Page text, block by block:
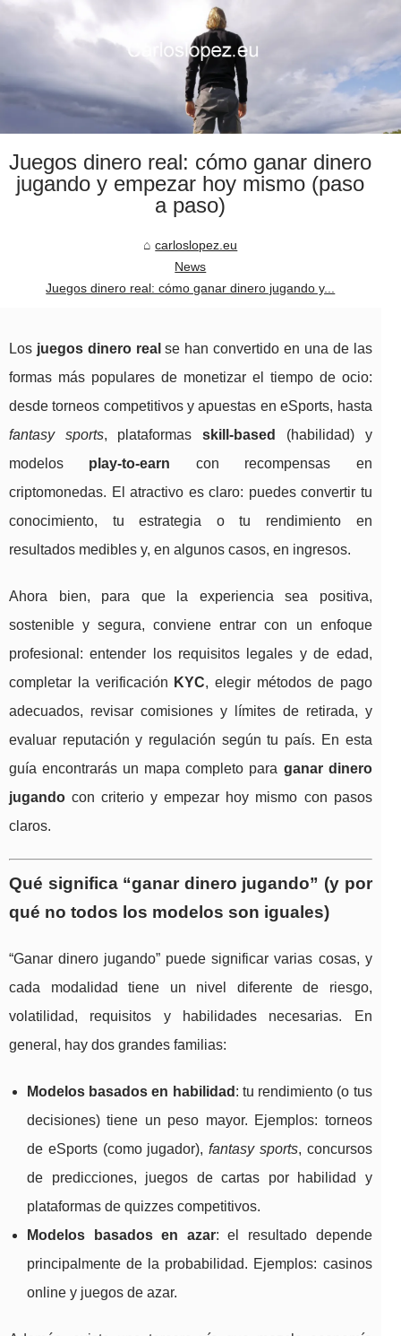
Juegos dinero real: cómo ganar dinero
jugando y empezar hoy mismo (paso
a paso)
carloslopez.eu
News
Juegos dinero real: cómo ganar dinero jugando y...
Los juegos dinero real se han convertido en una de las
formas más populares de monetizar el tiempo de ocio:
desde torneos competitivos y apuestas en eSports, hasta
fantasy sports, plataformasskill-based
(habilidad) y
modelos play-to-earn con recompensas en
criptomonedas. El atractivo es claro: puedes convertir tu
conocimiento, tu estrategia o tu rendimiento en
resultados medibles y, en algunos casos, en ingresos.
Ahora bien, para que la experiencia sea positiva,
sostenible y segura, conviene entrar con un enfoque
profesional: entender los requisitos legales y de edad,
completar la verificación KYC, elegir métodos de pago
adecuados, revisar comisiones y límites de retirada, y
evaluar reputación y regulación según tu país. En esta
guía encontrarás un mapa completo para ganar dinero
jugando con criterio y empezar hoy mismo con pasos
claros.
Qué significa “ganar dinero jugando” (y por
qué no todos los modelos son iguales)
“Ganar dinero jugando” puede significar varias cosas, y
cada modalidad tiene un nivel diferente de riesgo,
volatilidad, requisitos y habilidades necesarias. En
general, hay dos grandes familias:
Modelos basados en habilidad : tu rendimiento (o tus
decisiones) tiene un peso mayor. Ejemplos: torneos
de eSports (como jugador),fantasy sports, concursos
de predicciones, juegos de cartas por habilidad y
plataformas de quizzes competitivos.
Modelos basados en azar: el resultado depende
principalmente de la probabilidad. Ejemplos: casinos
online y juegos de azar.